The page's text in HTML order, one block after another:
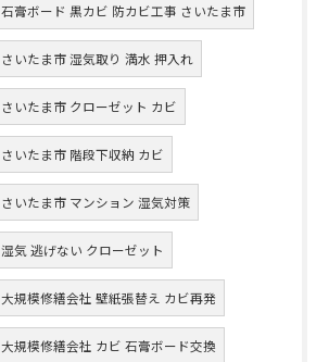
石膏ボード 黒カビ 防カビ工事 さいたま市
さいたま市 湿気取り 満水 押入れ
さいたま市 クローゼット カビ
さいたま市 階段下収納 カビ
さいたま市 マンション 湿気対策
湿気 逃げない クローゼット
大規模修繕会社 壁紙張替え カビ再発
大規模修繕会社 カビ 石膏ボード交換